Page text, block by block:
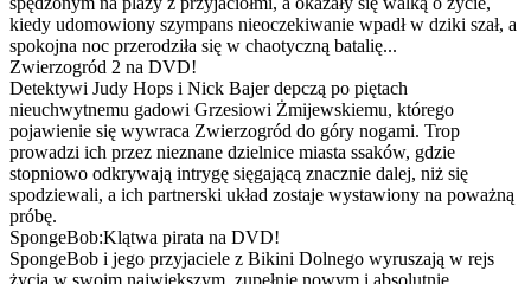
kiedy udomowiony szympans nieoczekiwanie wpadł w dziki szał, a
spokojna noc przerodziła się w chaotyczną batalię...
Zwierzogród 2 na DVD!
Detektywi Judy Hops i Nick Bajer depczą po piętach
nieuchwytnemu gadowi Grzesiowi Żmijewskiemu, którego
pojawienie się wywraca Zwierzogród do góry nogami. Trop
prowadzi ich przez nieznane dzielnice miasta ssaków, gdzie
stopniowo odkrywają intrygę sięgającą znacznie dalej, niż się
spodziewali, a ich partnerski układ zostaje wystawiony na poważną
próbę.
SpongeBob:Klątwa pirata na DVD!
SpongeBob i jego przyjaciele z Bikini Dolnego wyruszają w rejs
życia w swoim największym, zupełnie nowym i absolutnie